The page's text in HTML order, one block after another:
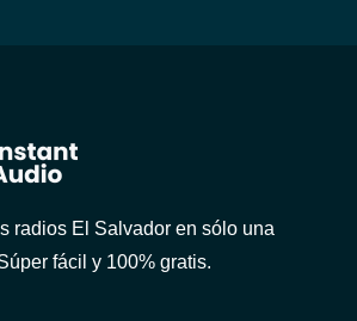
radios El Salvador en sólo una
fácil y 100% gratis.